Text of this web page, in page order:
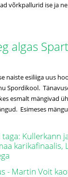
võrkpallurid ise ja
algas
naiste esiliiga uus
Spordikool.
esmalt mängivad
Esimeses
taga: Kullerkann
karikafinaalis,
- Martin Voit